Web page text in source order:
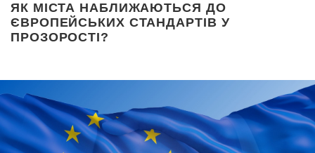
Дослідження
Напрями роботи
ЯК МІСТА НАБЛИЖАЮТЬСЯ ДО
ЄВРОПЕЙСЬКИХ СТАНДАРТІВ У
ПРОЗОРОСТІ?